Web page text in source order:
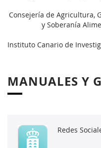
Consejería de Agricultura,
y Soberanía
Instituto Canario de
MANUALES Y
Redes